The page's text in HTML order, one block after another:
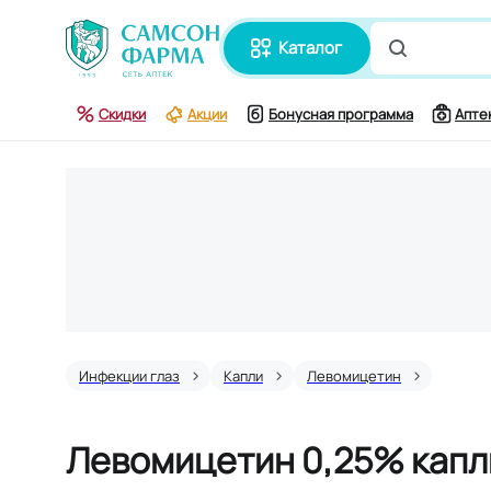
каталог
Поиск по
Скидки Акции Бонусная программа
Инфекции глаз Капли Левомицетин
Левомицетин 0,25%